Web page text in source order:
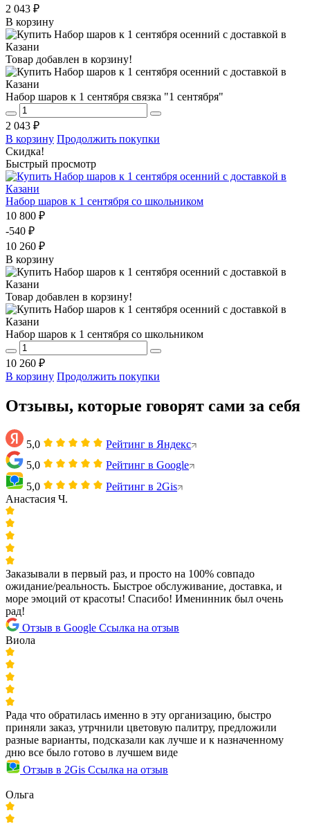
2 043 ₽
В корзину
Товар добавлен в корзину!
Набор шаров к 1 сентября связка "1 сентября"
2 043 ₽
В корзину Продолжить покупки
Скидка!
Быстрый просмотр
Набор шаров к 1 сентября со школьником
10 800 ₽
-540 ₽
10 260 ₽
В корзину
Товар добавлен в корзину!
Набор шаров к 1 сентября со школьником
10 260 ₽
В корзину Продолжить покупки
Отзывы, которые говорят сами за себя
5,0
Рейтинг в Яндекс
5,0
Рейтинг в Google
5,0
Рейтинг в 2Gis
Анастасия Ч.
Заказывали в первый раз, и просто на 100% совпадо
ожидание/реальность. Быстрое обслуживание, доставка, и
море эмоций от красоты! Спасибо! Именинник был очень
рад!
Отзыв в Google Ссылка на отзыв
Виола
Рада что обратилась именно в эту организацию, быстро
приняли заказ, утрчнили цветовую палитру, предложили
разные варианты, подсказали как лучше и к назначенному
дню все было готово в лучшем виде
Отзыв в 2Gis Ссылка на отзыв
Ольга